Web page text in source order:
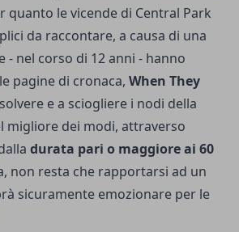
quanto le vicende di Central Park
da raccontare, a causa di una
- nel corso di 12 anni - hanno
pagine di cronaca, When They
e a sciogliere i nodi della
migliore dei modi, attraverso
durata pari o maggiore ai 60
non resta che rapportarsi ad un
sicuramente emozionare per le